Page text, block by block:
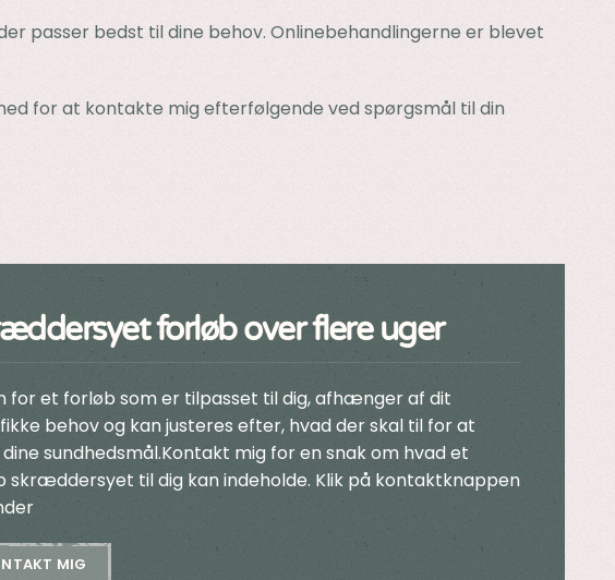
passer bedst til dine behov. Onlinebehandlingerne er blevet
for at kontakte mig efterfølgende ved spørgsmål til din
forløb over flere uger
for et forløb som er tilpasset til dig, afhænger af dit
behov og kan justeres efter, hvad der skal til for at
sundhedsmål.Kontakt mig for en snak om hvad et
skræddersyet til dig kan indeholde. Klik på kontaktknappen
MIG